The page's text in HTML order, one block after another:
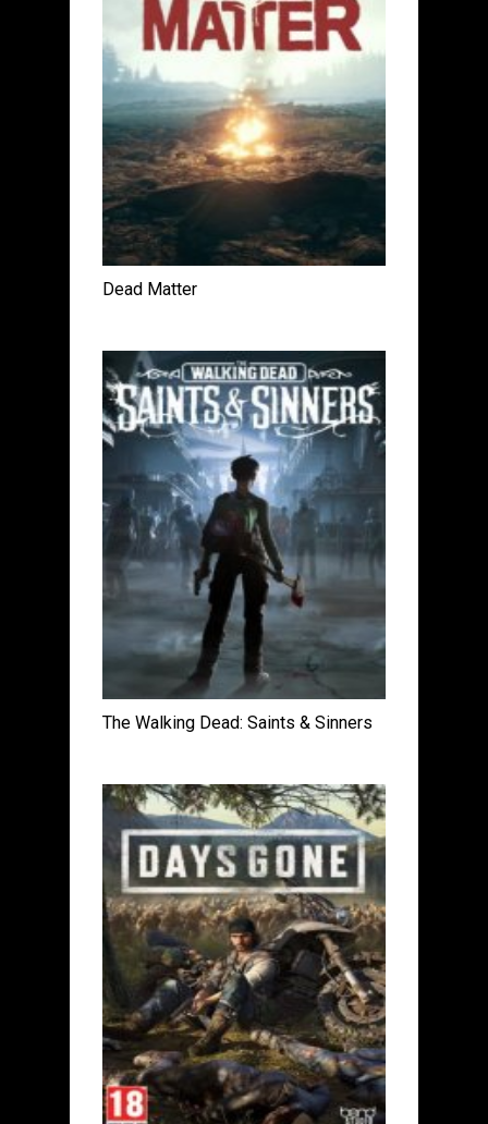
Dead Matter
The Walking Dead: Saints & Sinners